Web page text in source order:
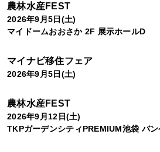
農林水産FEST
2026年9月5日(土)
マイドームおおさか 2F 展示ホールD
マイナビ移住フェア
2026年9月5日(土)
農林水産FEST
2026年9月12日(土)
TKPガーデンシティPREMIUM池袋 バ